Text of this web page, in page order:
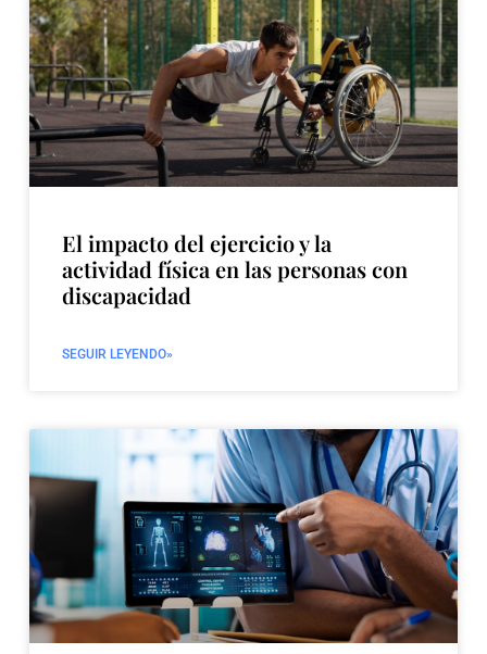
El impacto del ejercicio y la
actividad física en las personas con
discapacidad
SEGUIR LEYENDO»